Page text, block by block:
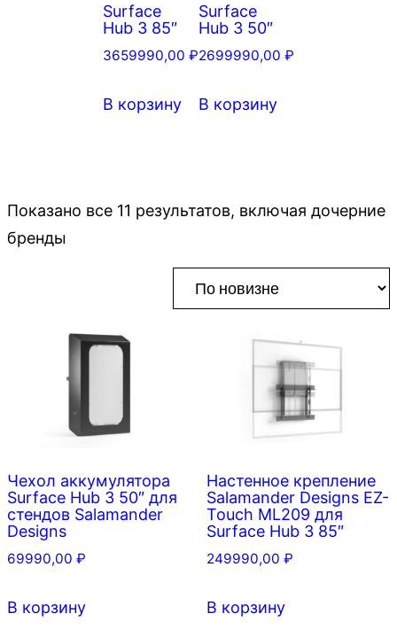
Surface
Hub 3 85″
3659990,00 ₽
В корзину
Surface
Hub 3 50″
2699990,00 ₽
В корзину
Показано все 11 результатов, включая дочерние
бренды
Чехол аккумулятора
Surface Hub 3 50″ для
стендов Salamander
Designs
69990,00 ₽
В корзину
Настенное крепление
Salamander Designs EZ-
Touch ML209 для
Surface Hub 3 85″
249990,00 ₽
В корзину